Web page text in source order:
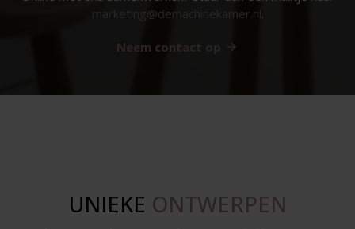
marketing@demachinekamer.nl.
Neem contact op
UNIEKE ONTWERPEN